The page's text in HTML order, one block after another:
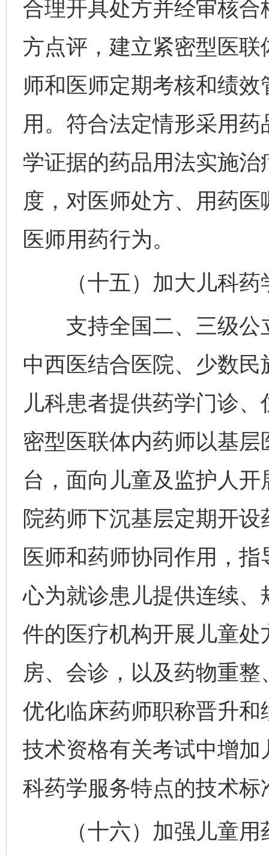
合理开具处方并经审核
方点评，建立紧密型医
师和医师定期考核和绩
用。符合法定情形采用
学证据的药品用法实施
度，对医师处方、用药
医师用药行为。
（十五）加大儿科药
支持全国二、三级公
中西医结合医院、少数
儿科患者提供药学门诊
密型医联体内药师以基
台，面向儿童及监护人
院药师下沉基层定期开
医师和药师协同作用，
心为就诊患儿提供连续
件的医疗机构开展儿童
房、会诊，以及药物重
优化临床药师职称晋升
技术资格有关考试中增
科药学服务特点的技术标
（十六）加强儿童用